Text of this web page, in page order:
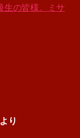
生の皆様。ミサ
より